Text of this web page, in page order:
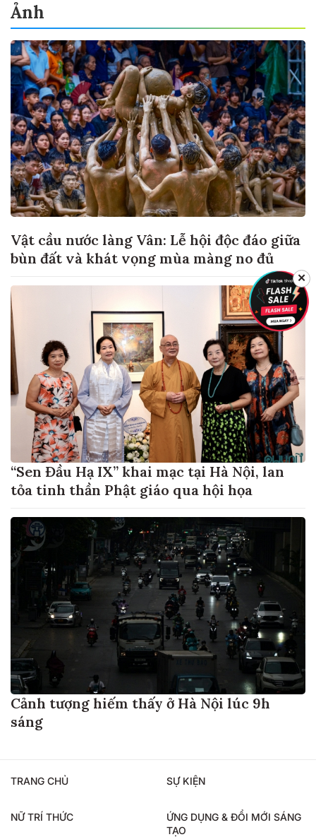
Ảnh
Vật cầu nước làng Vân: Lễ hội độc đáo giữa
bùn đất và khát vọng mùa màng no đủ
“Sen Đầu Hạ IX” khai mạc tại Hà Nội, lan
tỏa tinh thần Phật giáo qua hội họa
Cảnh tượng hiếm thấy ở Hà Nội lúc 9h
sáng
TRANG CHỦ SỰ KIỆN
NỮ TRÍ THỨC
ỨNG DỤNG & ĐỔI MỚI SÁNG
TẠO
✕